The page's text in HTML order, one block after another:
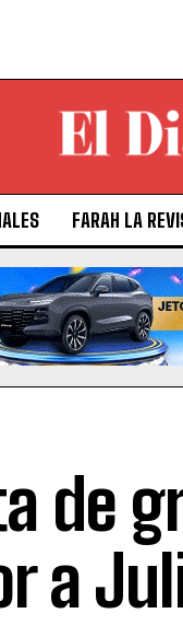
FARAH LA
de
a